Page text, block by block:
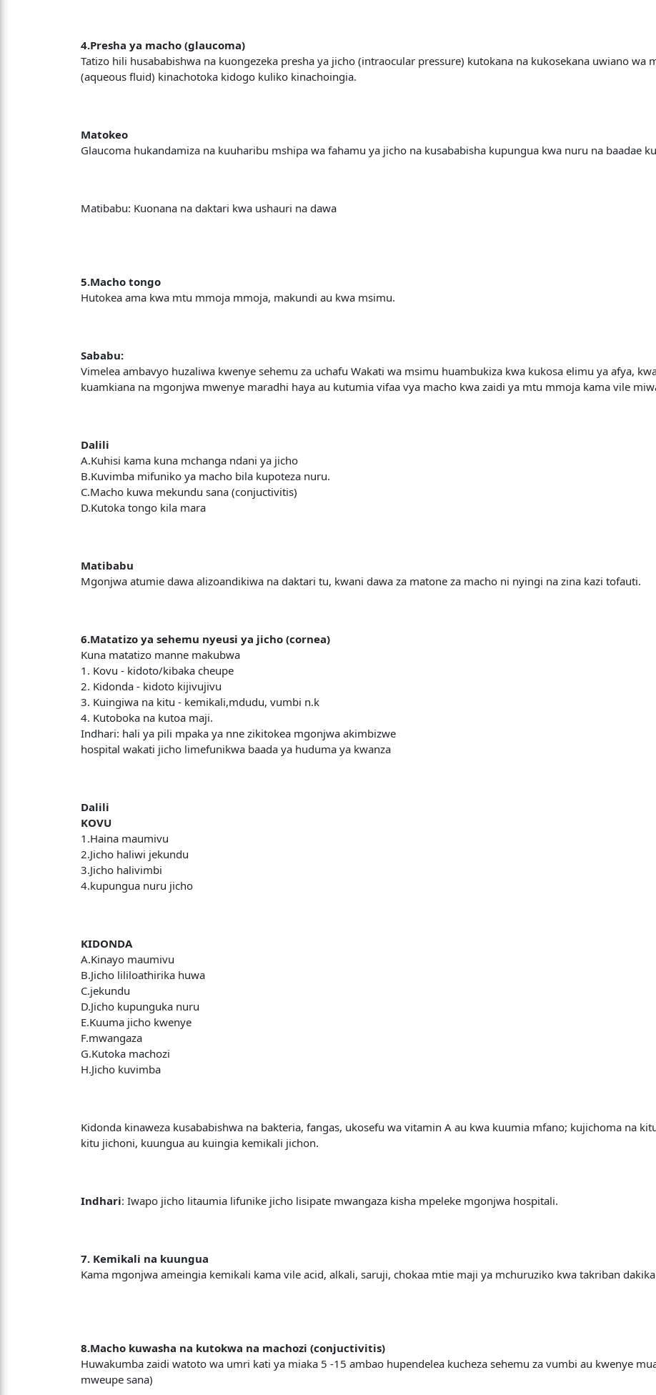
4.Presha ya macho (glaucoma)
Tatizo hili husababishwa na kuongezeka presha ya jicho (intraocular pressure) kutokana na kukosekana uwiano
(aqueous fluid) kinachotoka kidogo kuliko kinachoingia.
Matokeo
Glaucoma hukandamiza na kuuharibu mshipa wa fahamu ya jicho na kusababisha kupungua kwa nuru na baadae
Matibabu: Kuonana na daktari kwa ushauri na dawa
5.Macho tongo
Hutokea ama kwa mtu mmoja mmoja, makundi au kwa msimu.
Sababu:
Vimelea ambavyo huzaliwa kwenye sehemu za uchafu Wakati wa msimu huambukiza kwa kukosa elimu ya afya,
kuamkiana na mgonjwa mwenye maradhi haya au kutumia vifaa vya macho kwa zaidi ya mtu mmoja kama vile
Dalili
A.Kuhisi kama kuna mchanga ndani ya jicho
B.Kuvimba mifuniko ya macho bila kupoteza nuru.
C.Macho kuwa mekundu sana (conjuctivitis)
D.Kutoka tongo kila mara
Matibabu
Mgonjwa atumie dawa alizoandikiwa na daktari tu, kwani dawa za matone za macho ni nyingi na zina kazi tofauti.
6.Matatizo ya sehemu nyeusi ya jicho (cornea)
Kuna matatizo manne makubwa
1. Kovu - kidoto/kibaka cheupe
2. Kidonda - kidoto kijivujivu
3. Kuingiwa na kitu - kemikali,mdudu, vumbi n.k
4. Kutoboka na kutoa maji.
Indhari: hali ya pili mpaka ya nne zikitokea mgonjwa akimbizwe
hospital wakati jicho limefunikwa baada ya huduma ya kwanza
Dalili
KOVU
1.Haina maumivu
2.Jicho haliwi jekundu
3.Jicho halivimbi
4.kupungua nuru jicho
KIDONDA
A.Kinayo maumivu
B.Jicho lililoathirika huwa
C.jekundu
D.Jicho kupunguka nuru
E.Kuuma jicho kwenye
F.mwangaza
G.Kutoka machozi
H.Jicho kuvimba
Kidonda kinaweza kusababishwa na bakteria, fangas, ukosefu wa vitamin A au kwa kuumia mfano; kujichoma na
kitu jichoni, kuungua au kuingia kemikali jichon.
Indhari: Iwapo jicho litaumia lifunike jicho lisipate mwangaza kisha mpeleke mgonjwa hospitali.
7. Kemikali na kuungua
Kama mgonjwa ameingia kemikali kama vile acid, alkali, saruji, chokaa mtie maji ya mchuruziko kwa takriban
8.Macho kuwasha na kutokwa na machozi (conjuctivitis)
Huwakumba zaidi watoto wa umri kati ya miaka 5 -15 ambao hupendelea kucheza sehemu za vumbi au kwenye
mweupe sana)